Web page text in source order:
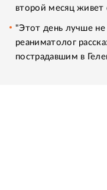
второй месяц живет
"Этот день лучше не
реаниматолог
пострадавшим в